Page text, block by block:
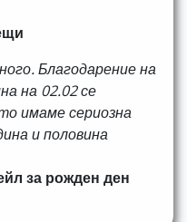
Благодарение на
на 02.02 се
имаме сериозна
и половина
за рожден ден